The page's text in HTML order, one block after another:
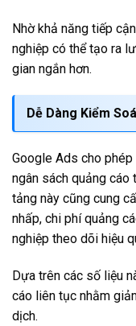
Nhờ khả năng tiếp
nghiệp có thể tạo ra
gian ngắn hơn.
Dễ Dàng Kiểm
Google Ads cho
ngân sách quảng cáo
tảng này cũng cung
nhấp, chi phí quảng
nghiệp theo dõi hiệu
Dựa trên các số liệu
cáo liên tục nhằm
dịch.